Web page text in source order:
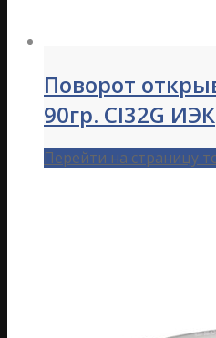
Поворот
90гр. CI32G ИЭК
Перейти на страницу